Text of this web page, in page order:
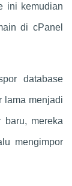
ini kemudian
di cPanel
database
lama menjadi
mereka
mengimpor